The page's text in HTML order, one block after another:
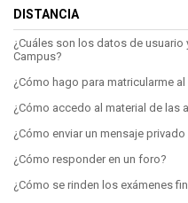
DISTANCIA
¿Cuáles son los datos de usuario
Campus?
¿Cómo hago para matricularme
¿Cómo accedo al material de las
¿Cómo enviar un mensaje
¿Cómo responder en un foro?
¿Cómo se rinden los exámenes